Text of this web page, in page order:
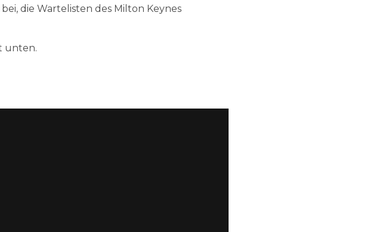
die Wartelisten des Milton Keynes
unten.